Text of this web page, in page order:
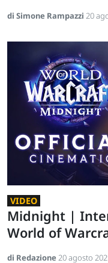
di Simone Rampazzi 20
VIDEO
Midnight |
World of
di Redazione20 agosto